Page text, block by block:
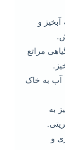
آبخیز و
مراتع
آب به خاک
به
و